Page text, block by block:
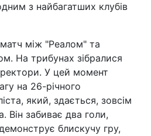
з найбагатших клубів
між "Реалом" та
На трибунах зібралися
У цей момент
на 26-річного
який, здається, зовсім
Він забиває два голи,
блискучу гру,